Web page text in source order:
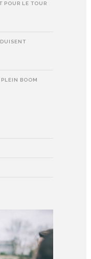
POUR LE TOUR
BOOM